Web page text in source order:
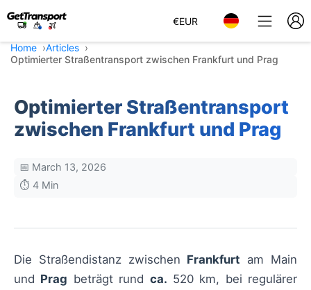
€EUR
Home
Articles
Optimierter Straßentransport zwischen Frankfurt und Prag
Optimierter Straßentransport
zwischen Frankfurt und Prag
📅 March 13, 2026
⏱️ 4 Min
Die Straßendistanz zwischen Frankfurt am Main
und Prag beträgt rund ca. 520 km, bei regulärer